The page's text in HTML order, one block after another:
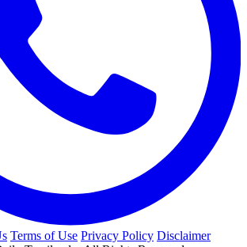
Terms of Use Privacy Policy Disclaimer